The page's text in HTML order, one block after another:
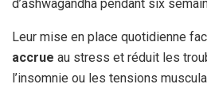
d’ashwagandha pendant six
Leur mise en place quotidienne
accrue au stress et réduit les
l’insomnie ou les tensions